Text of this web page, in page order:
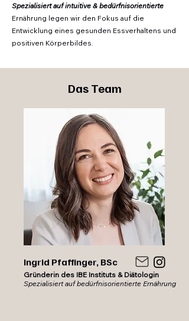
Spezialisiert auf intuitive & bedürfnisorientierte
Ernährung legen wir den Fokus auf die
Entwicklung eines gesunden Essverhaltens und
positiven Körperbildes.
Das Team
Ingrid Pfaffinger, BSc
Gründerin des IBE Instituts & Diätologin
Spezialisiert auf bedürfnisorientierte Ernährung